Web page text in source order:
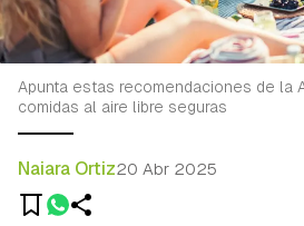
Apunta estas recomendaciones de la
comidas al aire libre seguras
Naiara Ortiz20 Abr 2025